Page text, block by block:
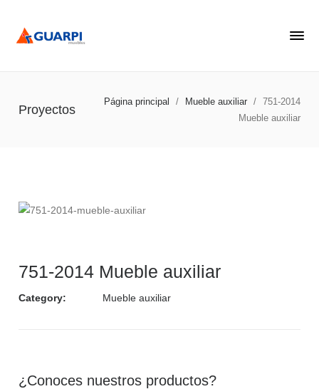
Proyectos
Página principal / Mueble auxiliar / 751-2014
Mueble auxiliar
751-2014 Mueble auxiliar
Category: Mueble auxiliar
¿Conoces nuestros productos?